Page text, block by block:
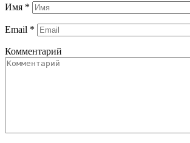
Имя *
Email *
Комментарий